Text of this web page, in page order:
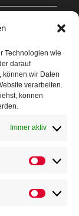
Technologien wie
darauf
können wir Daten
verarbeiten.
können
Immer aktiv